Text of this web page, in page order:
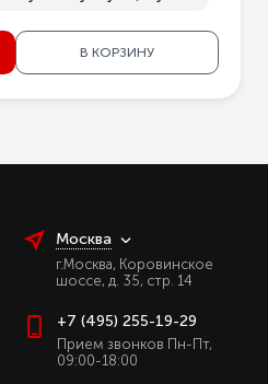
В КОРЗИНУ
Москва
г.Москва, Коровинское
шоссе, д. 35, стр. 14
+7 (495) 255-19-29
Прием звонков Пн-Пт,
09:00-18:00